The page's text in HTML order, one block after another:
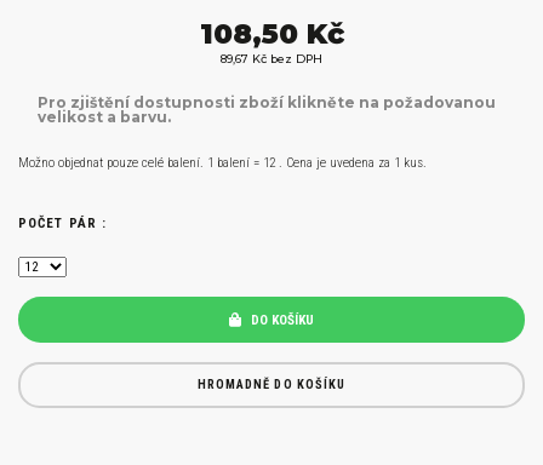
108,50 Kč
89,67 Kč bez DPH
Pro zjištění dostupnosti zboží klikněte na požadovanou
velikost a barvu.
Možno objednat pouze celé balení. 1 balení = 12 . Cena je uvedena za 1 kus.
POČET PÁR :
DO KOŠÍKU
HROMADNĚ DO KOŠÍKU